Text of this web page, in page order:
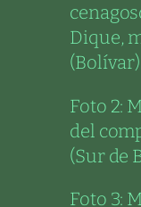
Dique,
Foto 2:
del
(Sur de
Foto 3: